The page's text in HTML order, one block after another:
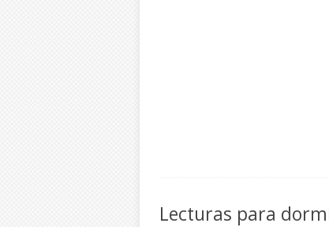
Lecturas para